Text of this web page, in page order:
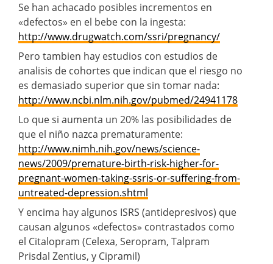
Se han achacado posibles incrementos en
«defectos» en el bebe con la ingesta:
http://www.drugwatch.com/ssri/pregnancy/
Pero tambien hay estudios con estudios de
analisis de cohortes que indican que el riesgo no
es demasiado superior que sin tomar nada:
http://www.ncbi.nlm.nih.gov/pubmed/24941178
Lo que si aumenta un 20% las posibilidades de
que el niño nazca prematuramente:
http://www.nimh.nih.gov/news/science-
news/2009/premature-birth-risk-higher-for-
pregnant-women-taking-ssris-or-suffering-from-
untreated-depression.shtml
Y encima hay algunos ISRS (antidepresivos) que
causan algunos «defectos» contrastados como
el Citalopram (Celexa, Seropram, Talpram
Prisdal Zentius, y Cipramil)